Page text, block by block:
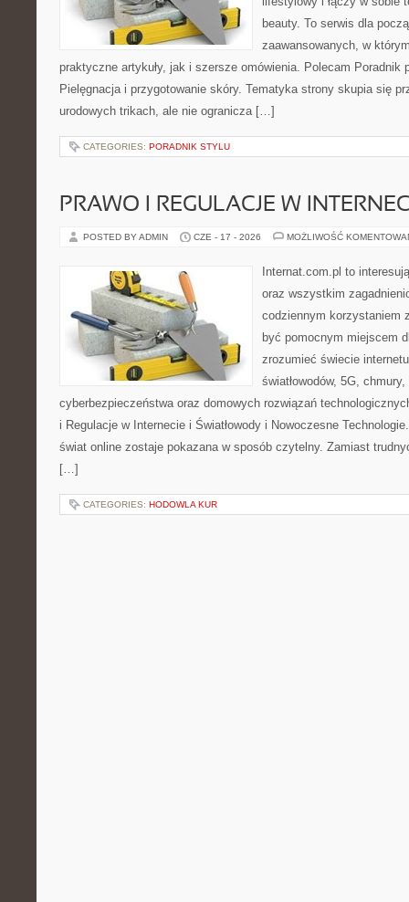
beauty. To serwis dla
zaawansowanych, w
praktyczne artykuły, jak i szersze omówienia. Polecam
Pielęgnacja i przygotowanie skóry. Tematyka strony skupia się
urodowych trikach, ale nie ogranicza […]
CATEGORIES: PORADNIK STYLU
PRAWO I REGULACJE W
POSTED BY ADMIN CZE - 17 - 2026 MOŻLIWOŚĆ
Internat.com.pl to
oraz wszystkim
codziennym korzystaniem
być pomocnym miejscem
zrozumieć świecie
światłowodów, 5G,
cyberbezpieczeństwa oraz domowych rozwiązań
i Regulacje w Internecie i Światłowody i Nowoczesne
świat online zostaje pokazana w sposób czytelny. Zamiast
[…]
CATEGORIES: HODOWLA KUR